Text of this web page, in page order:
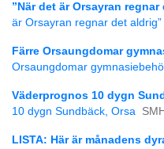
”När det är Orsayran
är Orsayran regnar det aldrig”
Färre Orsaungdomar
Orsaungdomar
Väderprognos 10 dygn
10 dygn Sundbäck, Orsa SMHI
LISTA: Här är månadens